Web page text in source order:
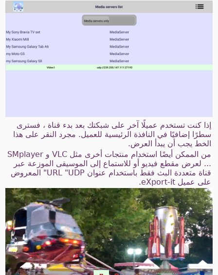
إذا كنت تستخدم عميلًا آخر على شبكتك بعد بدء قناة ، فسترى
سطرًا إضافيًا في النافذة الرئيسية للعميل. مجرد النقر على هذا
الخط يجب أن يبدأ العرض.
من الممكن أيضًا استخدام منتجات أخرى مثل VLC و SMplayer
... لعرض مقطع فيديو أو للاستماع إلى الموسيقى الموزعة عبر
قناة متعددة البث فقط باستخدام عنوان URL "UDP" المعروض
على عميل eXport-it.